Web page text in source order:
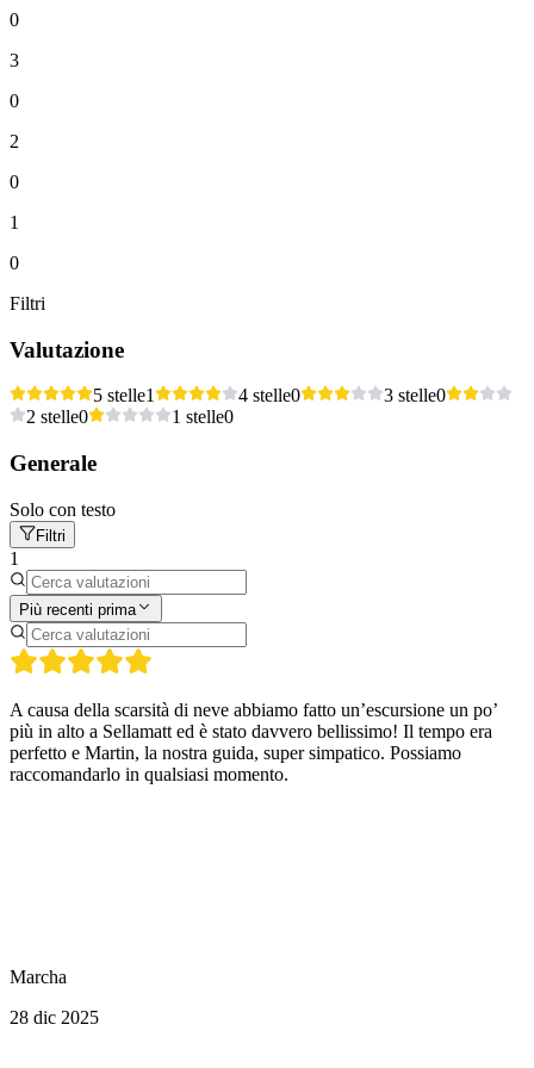
0
3
0
2
0
1
0
Filtri
Valutazione
5 stelle1 4 stelle0 3 stelle0
2 stelle0 1 stelle0
Generale
Solo con testo
Filtri
1
Più recenti prima
A causa della scarsità di neve abbiamo fatto un’escursione un po’
più in alto a Sellamatt ed è stato davvero bellissimo! Il tempo era
perfetto e Martin, la nostra guida, super simpatico. Possiamo
raccomandarlo in qualsiasi momento.
Marcha
28 dic 2025